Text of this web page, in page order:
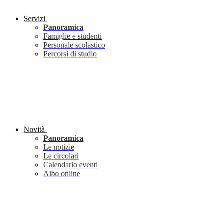
Servizi
Panoramica
Famiglie e studenti
Personale scolastico
Percorsi di studio
Novità
Panoramica
Le notizie
Le circolari
Calendario eventi
Albo online